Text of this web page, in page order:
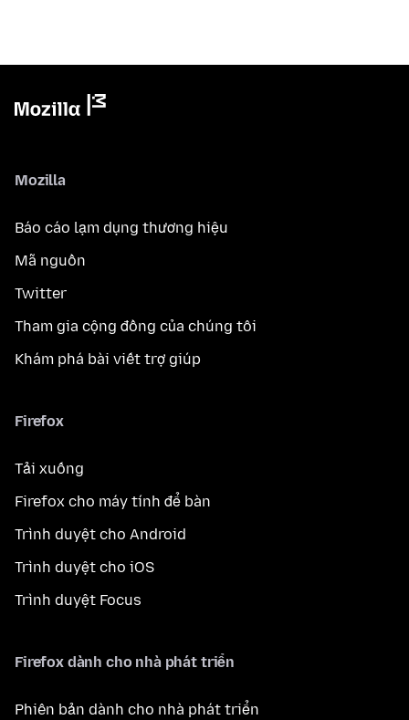
Mozilla
Báo cáo lạm dụng thương hiệu
Mã nguồn
Twitter
Tham gia cộng đồng của chúng tôi
Khám phá bài viết trợ giúp
Firefox
Tải xuống
Firefox cho máy tính để bàn
Trình duyệt cho Android
Trình duyệt cho iOS
Trình duyệt Focus
Firefox dành cho nhà phát triển
Phiên bản dành cho nhà phát triển